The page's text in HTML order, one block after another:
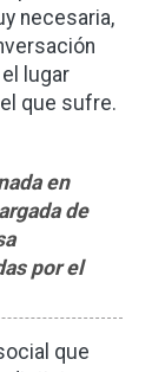
necesaria,
lugar
que sufre.
en
de
por el
que